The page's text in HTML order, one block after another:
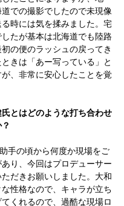
での撮影でしたので未現像
時には気を揉みました。宅
たが基本は北海道でも陸路
の便のラッシュの戻ってき
きは「あー写っている」と
、非常に安心したことを覚
とはどのような打ち合わせ
手の頃から何度か現場をご
り、今回はプロデューサー
だきお願いしました。大和
性格なので、キャラが立ち
くれるので、過酷な現場ロ